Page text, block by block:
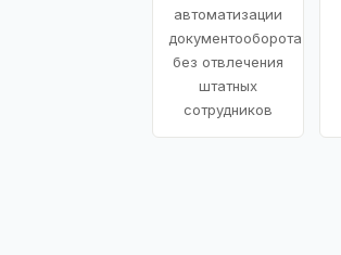
автоматизации
документооборота
без отвлечения
штатных
сотрудников